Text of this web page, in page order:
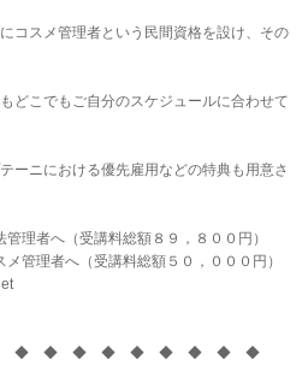
コスメ管理者という民間資格を設け、その
どこでもご自分のスケジュールに合わせて
ーニにおける優先雇用などの特典も用意さ
理者へ（受講料総額８９，８００円）
管理者へ（受講料総額５０，０００円）
◆ ◆ ◆ ◆ ◆ ◆ ◆ ◆ ◆